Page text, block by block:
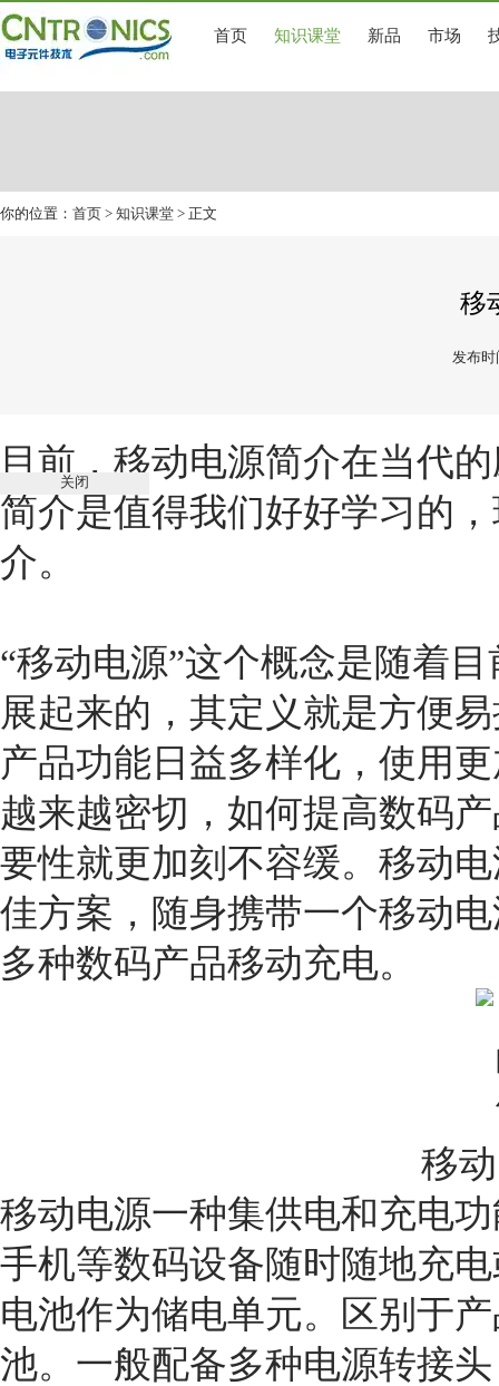
首页 知识课堂 新品 市场
你的位置： 首页 > 知识课堂 > 正文
移
发布时
目前， 移动电源简介在当代
简介是值得我们好好学习的
介。
“移动电源”这个概念是随着
展起来的，其定义就是方便
产品功能日益多样化，使用
越来越密切，如何提高数码
要性就更加刻不容缓。移动
佳方案，随身携带一个移动
多种数码产品移动充电。
移
移动电源一种集供电和充电
手机等数码设备随时随地充
电池作为储电单元。区别于
池。一般配备多种电源转接
关闭